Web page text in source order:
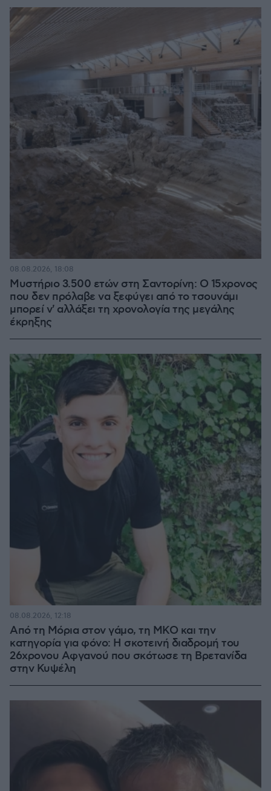
Μυστήριο 3.500 ετών στη Σαντορίνη: Ο 15χρονος
που δεν πρόλαβε να ξεφύγει από το τσουνάμι
μπορεί ν' αλλάξει τη χρονολογία της μεγάλης
έκρηξης
08.08.2026, 18:08
Από τη Μόρια στον γάμο, τη ΜΚΟ και την
κατηγορία για φόνο: Η σκοτεινή διαδρομή του
26χρονου Αφγανού που σκότωσε τη Βρετανίδα
στην Κυψέλη
08.08.2026, 12:18